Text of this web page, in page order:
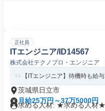
正社員
ITエンジニア/ID14567
株式会社テクノプロ・エンジニア
【ITエンジニア】待機時も
茨城県日立市
月給25万円～37万5000円
求める人材: ★求める人材★